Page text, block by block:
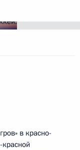
в красно-